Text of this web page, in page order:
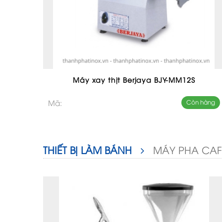
Máy xay thịt Berjaya BJY-MM12S
Mã: Còn hàng
THIẾT BỊ LÀM BÁNH MÁY PHA